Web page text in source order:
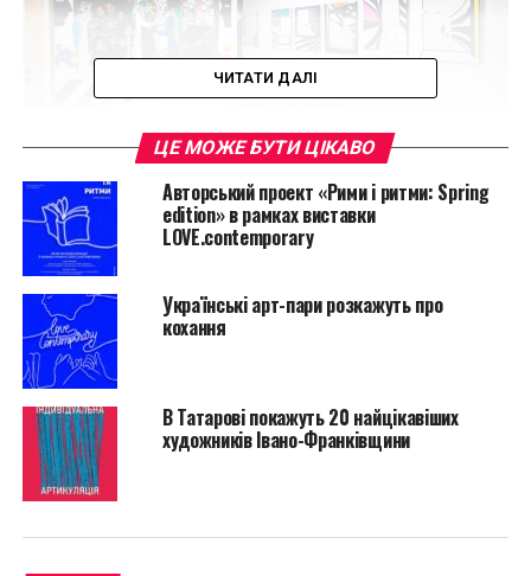
31 художник предлагает зрителям посмотреть на
любовь через искусство. Среди участников проекта
своих отношениях.
К примеру, звезды отечественного контемпорари
арта Олег Тистол и Марина Скугарева представили
портреты друг друга, ранее нигде не
экспонировавшиеся. Кроме живописных работ, на
выставке можно увидеть раритетную видео-работу
— фильм о жизни и работе Тистола и Скугаревой в
Базеле, Швейцария, в начале 1990-х. Видео-работы
ЧИТАТИ ДАЛІ
ЦЕ МОЖЕ БУТИ ЦІКАВО
Авторський проект «Рими і ритми: Spring
edition» в рамках виставки
LOVE.contemporary
Українські арт-пари розкажуть про
кохання
В Татарові покажуть 20 найцікавіших
художників Івано-Франківщини